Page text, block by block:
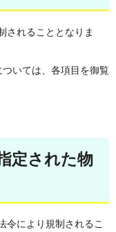
されることとなりま
いては、各項目を御覧
定された物
により規制されるこ